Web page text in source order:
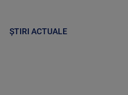
ȘTIRI ACTUALE